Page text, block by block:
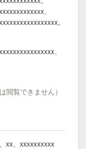
、
。
、
閲覧できません）
xx、xxxxxxxxxx